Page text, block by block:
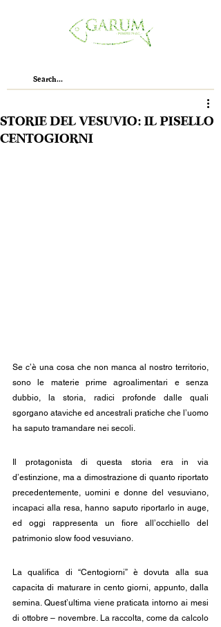
STORIE DEL VESUVIO: IL PISELLO
CENTOGIORNI
Se c’è una cosa che non manca al nostro territorio,
sono le materie prime agroalimentari e senza
dubbio, la storia, radici profonde dalle quali
sgorgano ataviche ed ancestrali pratiche che l’uomo
ha saputo tramandare nei secoli.
Il protagonista di questa storia era in via
d’estinzione, ma a dimostrazione di quanto riportato
precedentemente, uomini e donne del vesuviano,
incapaci alla resa, hanno saputo riportarlo in auge,
ed oggi rappresenta un fiore all’occhiello del
patrimonio slow food vesuviano.
La qualifica di “Centogiorni” è dovuta alla sua
capacita di maturare in cento giorni, appunto, dalla
semina. Quest’ultima viene praticata intorno ai mesi
di ottobre – novembre. La raccolta, come da calcolo